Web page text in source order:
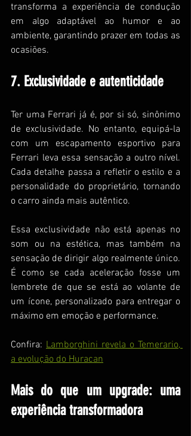
transforma a experiência de condução
em algo adaptável ao humor e ao
ambiente, garantindo prazer em todas as
ocasiões.
7. Exclusividade e autenticidade
Ter uma Ferrari já é, por si só, sinônimo
de exclusividade. No entanto, equipá-la
com um escapamento esportivo para
Ferrari leva essa sensação a outro nível.
Cada detalhe passa a refletir o estilo e a
personalidade do proprietário, tornando
o carro ainda mais autêntico.
Essa exclusividade não está apenas no
som ou na estética, mas também na
sensação de dirigir algo realmente único.
É como se cada aceleração fosse um
lembrete de que se está ao volante de
um ícone, personalizado para entregar o
máximo em emoção e performance.
Confira: Lamborghini revela o Temerario,
a evolução do Huracan
Mais do que um upgrade: uma
experiência transformadora